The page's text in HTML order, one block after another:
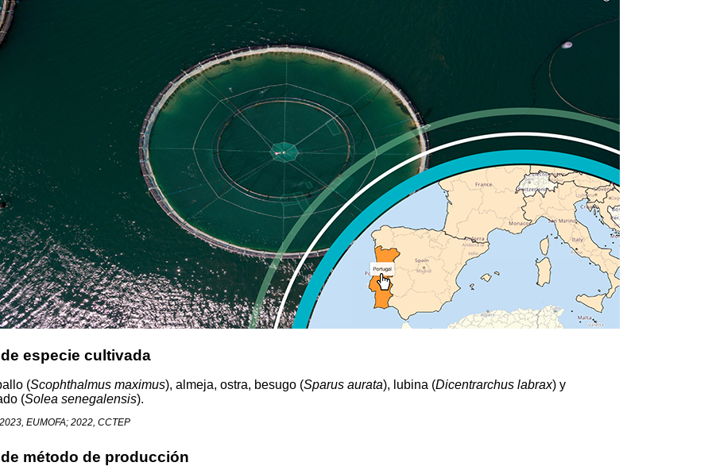
especie cultivada
(Scophthalmus maximus), almeja, ostra, besugo (Sparus aurata), lubina (Dicentrarchus labrax) y
(Solea senegalensis).
EUMOFA; 2022, CCTEP
método de producción